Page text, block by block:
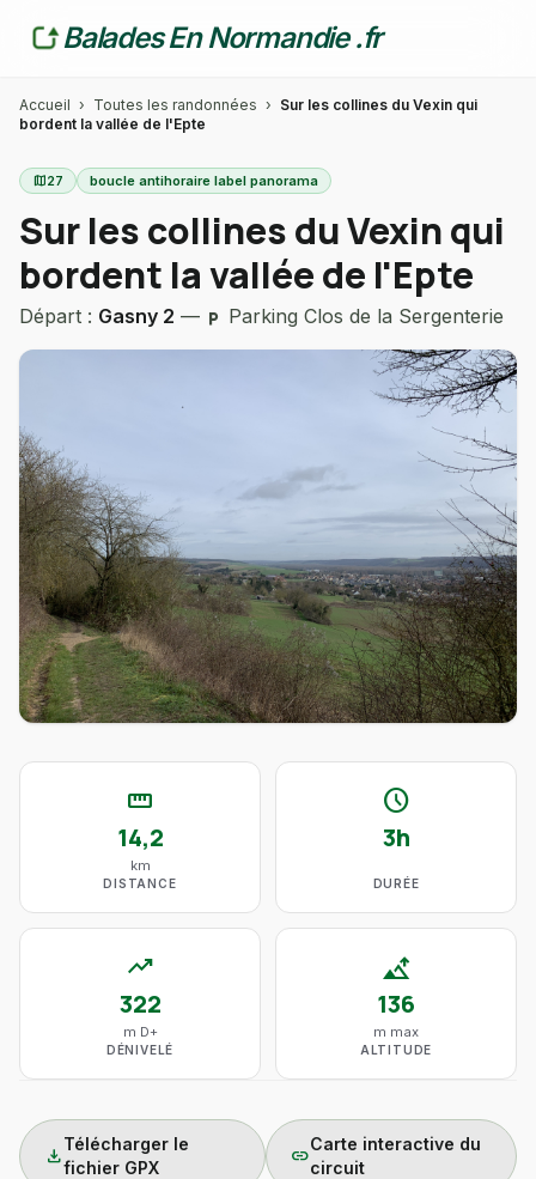
Balades En Normandie .fr
Accueil › Toutes les randonnées › Sur les collines du Vexin qui
bordent la vallée de l'Epte
map27 boucle antihoraire label panorama
Sur les collines du Vexin qui
bordent la vallée de l'Epte
Départ : Gasny 2 — local_parking Parking Clos de la Sergenterie
straighten
14,2
km
DISTANCE
schedule
3h
DURÉE
trending_up
322
m D+
DÉNIVELÉ
altitude
136
m max
ALTITUDE
download
Télécharger le
fichier GPX
link
Carte interactive du
circuit